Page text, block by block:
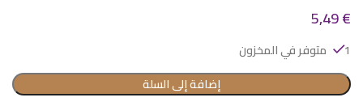
5,49€
1 متوفر في المخزون
إضافة إلى السلة